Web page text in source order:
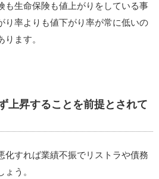
も生命保険も値上がりをしている事
り率よりも値下がり率が常に低いの
ます。
上昇することを前提とされて
化すれば業績不振でリストラや債務
う。